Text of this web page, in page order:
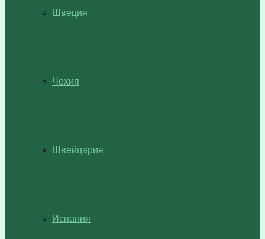
Швеция
Чехия
Швейцария
Испания